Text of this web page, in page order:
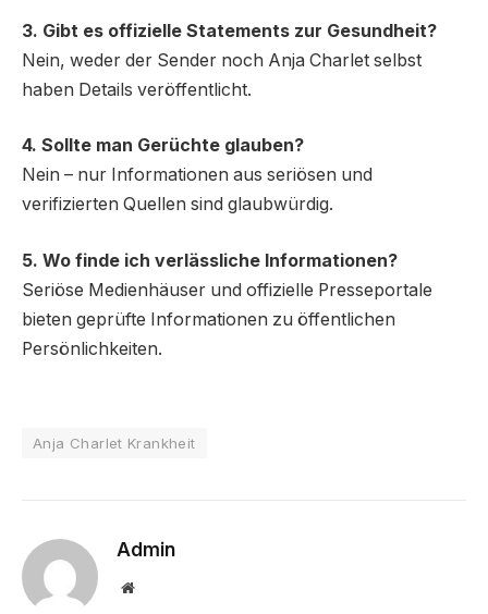
3. Gibt es offizielle Statements zur Gesundheit?
Nein, weder der Sender noch Anja Charlet selbst
haben Details veröffentlicht.
4. Sollte man Gerüchte glauben?
Nein – nur Informationen aus seriösen und
verifizierten Quellen sind glaubwürdig.
5. Wo finde ich verlässliche Informationen?
Seriöse Medienhäuser und offizielle Presseportale
bieten geprüfte Informationen zu öffentlichen
Persönlichkeiten.
Anja Charlet Krankheit
Admin
Website